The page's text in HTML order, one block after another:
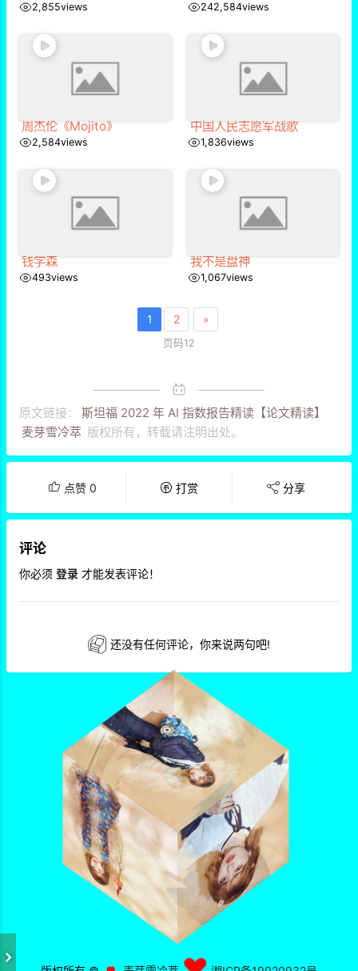
2,855views 242,584views
周杰伦《Mojito》
2,584views
中国人民志愿军战歌
1,836views
钱学森
493views
我不是盘神
1,067views
1 2 »
页码12
原文链接：
斯坦福 2022 年 AI 指数报告精读【论文精读】
麦芽雪冷萃 版权所有，转载请注明出处。
点赞 0 打赏 分享
评论
你必须 登录 才能发表评论！
还没有任何评论，你来说两句吧!